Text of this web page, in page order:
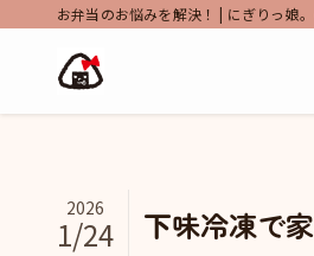
お弁当のお悩みを解決！ | にぎりっ娘
下味冷凍で
2026
1/24